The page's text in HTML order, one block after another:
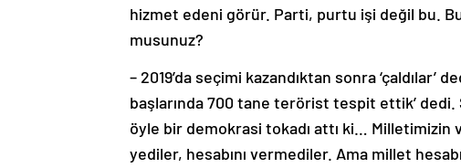
hizmet edeni görür. Parti, purtu işi değil bu. Bu
musunuz?
– 2019’da seçimi kazandıktan sonra ‘çaldılar’
başlarında 700 tane terörist tespit ettik’
öyle bir demokrasi tokadı attı ki… Milletimizin
yediler, hesabını vermediler. Ama millet